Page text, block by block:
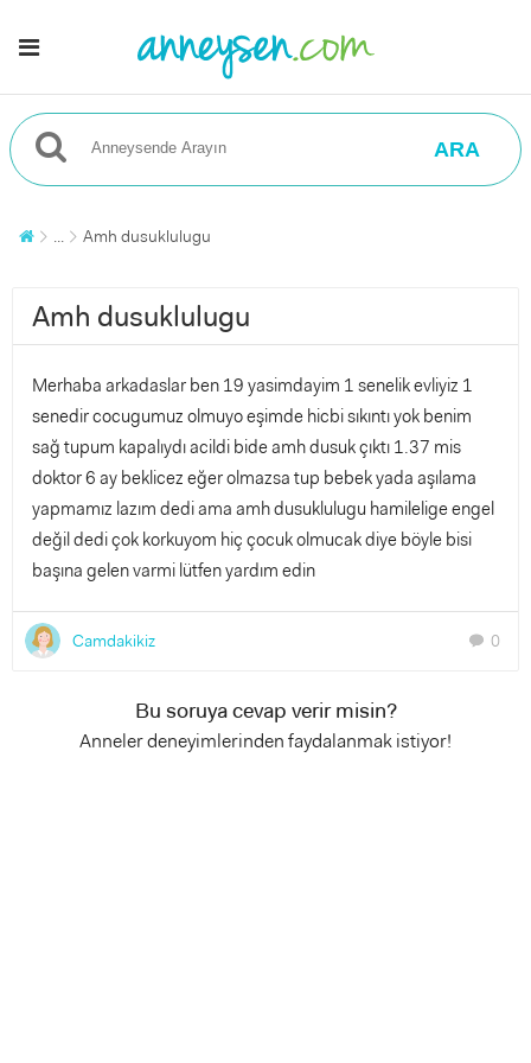
ARA
... Amh dusuklulugu
Amh dusuklulugu
Merhaba arkadaslar ben 19 yasimdayim 1 senelik evliyiz 1
senedir cocugumuz olmuyo eşimde hicbi sıkıntı yok benim
sağ tupum kapalıydı acildi bide amh dusuk çıktı 1.37 mis
doktor 6 ay beklicez eğer olmazsa tup bebek yada aşılama
yapmamız lazım dedi ama amh dusuklulugu hamilelige engel
değil dedi çok korkuyom hiç çocuk olmucak diye böyle bisi
başına gelen varmi lütfen yardım edin
Camdakikiz chat 0
Bu soruya cevap verir misin?
Anneler deneyimlerinden faydalanmak istiyor!